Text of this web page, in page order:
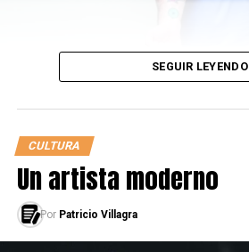
SEGUIR LEYENDO
CULTURA
Un artista moderno
Por Patricio Villagra